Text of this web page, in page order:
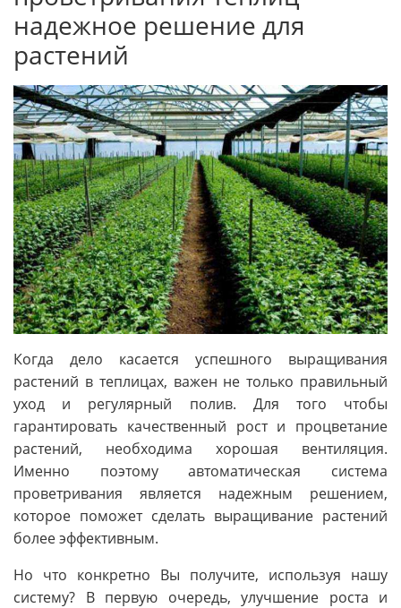
надежное решение для
растений
Когда дело касается успешного выращивания
растений в теплицах, важен не только правильный
уход и регулярный полив. Для того чтобы
гарантировать качественный рост и процветание
растений, необходима хорошая вентиляция.
Именно поэтому автоматическая система
проветривания является надежным решением,
которое поможет сделать выращивание растений
более эффективным.
Но что конкретно Вы получите, используя нашу
систему? В первую очередь, улучшение роста и